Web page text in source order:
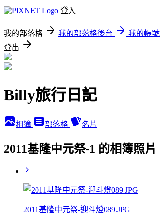
登入
我的部落格 我的部落格後台
我的帳號
登出
Billy旅行日記
相簿 部落格 名片
2011基隆中元祭-1 的相簿照片
2011基隆中元祭-迎斗燈089.JPG